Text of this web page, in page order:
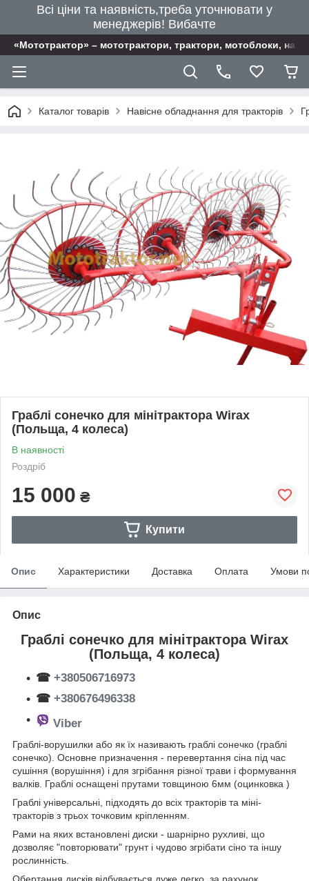
Всі ціни та наявність,треба уточнювати у
менеджерів! Вибачте
«Мототрактор» – мототрактори, трактори, мотоблоки,
Каталог товарів Навісне обладнання для тракторів
Граблі сонечко для мінітрактора Wirax
(Польща, 4 колеса)
В наявності
Роздріб
15 000 ₴
Купити
Опис Характеристики Доставка Оплата Умови
Опис
Граблі сонечко для мінітрактора Wirax
(Польща, 4 колеса)
☎ +380506716973
☎ +380676496338
Viber
Граблі-ворушилки або як їх називають граблі сонечко (граблі
сонечко). Основне призначення - перевертання сіна під час
сушіння (ворушіння) і для згрібання різної трави і формування
валків. Граблі оснащені прутами товщиною 6мм (оцинковка )
Граблі універсальні, підходять до всіх тракторів та міні-
тракторів з трьох точковим кріпленням.
Рами на яких встановлені диски - шарнірно рухливі, що
дозволяє "повторювати" грунт і чудово згрібати сіно та іншу
рослинність.
Обертання дисків відбувається дуже легко, за рахунок